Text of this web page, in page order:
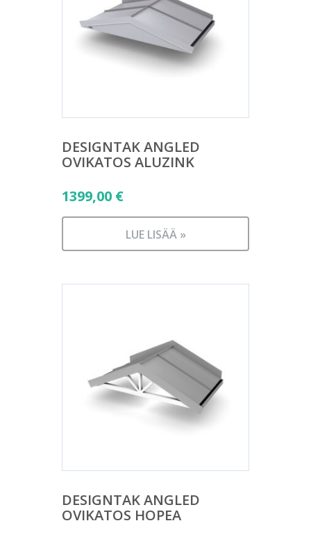
DESIGNTAK ANGLED
OVIKATOS ALUZINK
1399,00 €
LUE LISÄÄ »
DESIGNTAK ANGLED
OVIKATOS HOPEA